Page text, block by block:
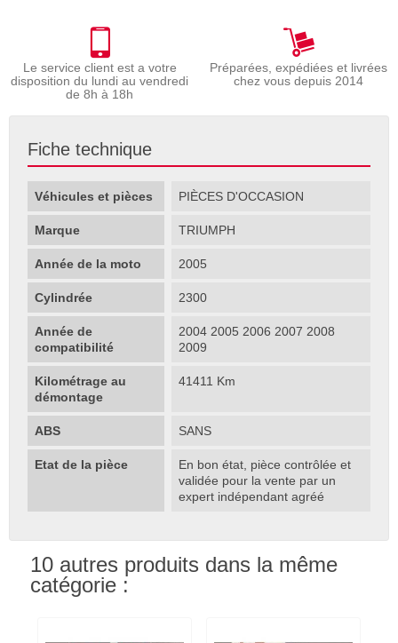
Le service client est a votre
disposition du lundi au vendredi
de 8h à 18h
Préparées, expédiées et livrées
chez vous depuis 2014
Fiche technique
Véhicules et pièces PIÈCES D'OCCASION
Marque TRIUMPH
Année de la moto 2005
Cylindrée 2300
Année de
compatibilité
2004 2005 2006 2007 2008
2009
Kilométrage au
démontage
41411 Km
ABS SANS
Etat de la pièce
En bon état, pièce contrôlée et
validée pour la vente par un
expert indépendant agréé
10 autres produits dans la même
catégorie :